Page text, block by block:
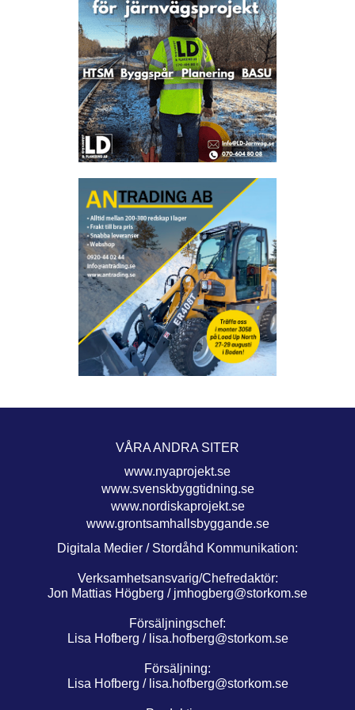
VÅRA ANDRA SITER
www.nyaprojekt.se
www.svenskbyggtidning.se
www.nordiskaprojekt.se
www.grontsamhallsbyggande.se
Digitala Medier / Stordåhd Kommunikation:
Verksamhetsansvarig/Chefredaktör:
Jon Mattias Högberg / jmhogberg@storkom.se
Försäljningschef:
Lisa Hofberg / lisa.hofberg@storkom.se
Försäljning:
Lisa Hofberg / lisa.hofberg@storkom.se